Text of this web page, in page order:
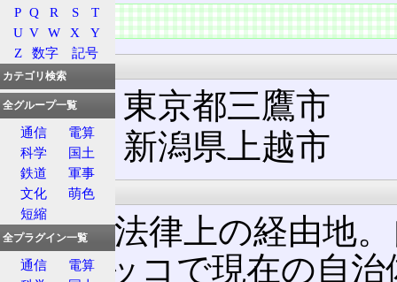
概要
起点・終点
起点: 東京都三鷹市
終点: 新潟県上越市
主な経由地
以下は法律上の経由地
は、カッコで現在の自
P Q R S
T
U V W X
Y
Z
数字 記号
カテゴリ検索
全グループ一覧
通信
電算
科学
国土
鉄道
軍事
文化
萌色
短縮
全プラグイン一覧
通信
電算